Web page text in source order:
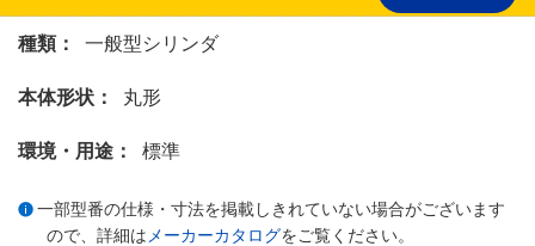
種類： 一般型シリンダ
本体形状： 丸形
環境・用途： 標準
一部型番の仕様・寸法を掲載しきれていない場合がございます
ので、詳細は メーカーカタログをご覧ください。